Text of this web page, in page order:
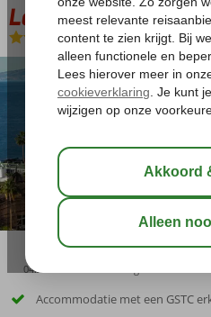
Landmar Playa La
Logies en ontbijt-Hotel
04:20
Accommodatie met een GSTC